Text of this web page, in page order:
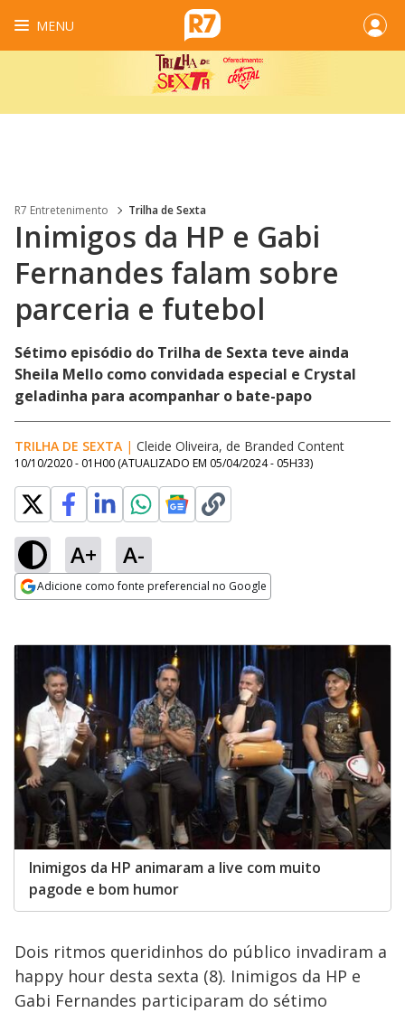
MENU
R7 Entretenimento Trilha de Sexta
Inimigos da HP e Gabi
Fernandes falam sobre
parceria e futebol
Sétimo episódio do Trilha de Sexta teve ainda
Sheila Mello como convidada especial e Crystal
geladinha para acompanhar o bate-papo
TRILHA DE SEXTA | Cleide Oliveira, de Branded Content
10/10/2020 - 01H00 (ATUALIZADO EM 05/04/2024 - 05H33)
A+ A-
Adicione como fonte preferencial no Google
Inimigos da HP animaram a live com muito
pagode e bom humor
Dois ritmos queridinhos do público invadiram a
happy hour desta sexta (8). Inimigos da HP e
Gabi Fernandes participaram do sétimo